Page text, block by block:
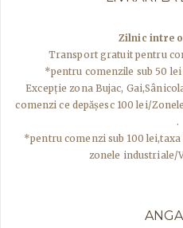
Zilnic intre
Transport gratuit pentru
*pentru comenzile sub 50
Excepţie zona Bujac,
comenzi ce depășesc 100 lei/
.
*pentru comenzi sub 100
zonele industriale/